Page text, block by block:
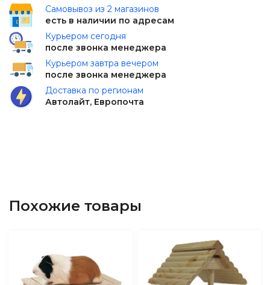
Самовывоз из 2 магазинов
есть в наличии по адресам
Курьером сегодня
после звонка менеджера
Курьером завтра вечером
после звонка менеджера
Доставка по регионам
Автолайт, Европочта
Похожие товары